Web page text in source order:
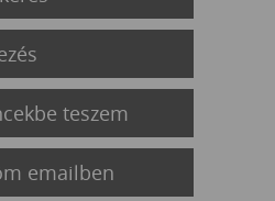
teszem
emailben